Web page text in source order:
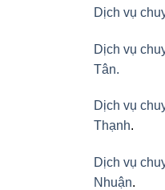
Dịch vụ
Dịch vụ
Tân.
Dịch vụ
Thạnh.
Dịch vụ
Nhuận.